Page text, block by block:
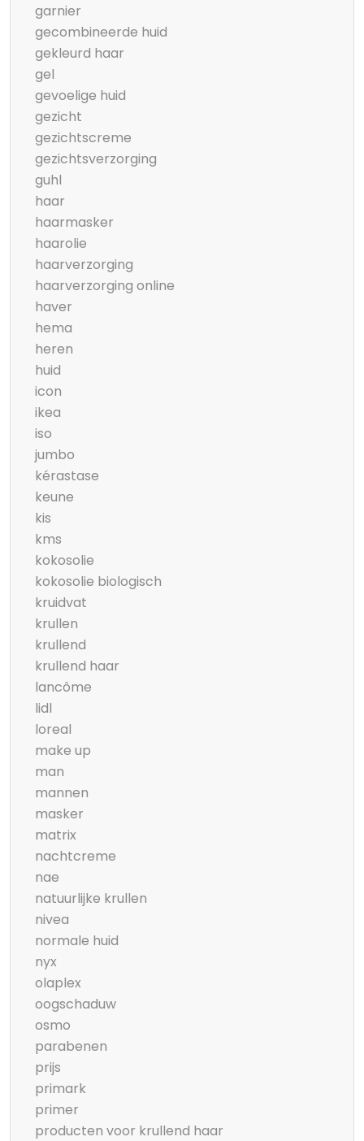
garnier
gecombineerde huid
gekleurd haar
gel
gevoelige huid
gezicht
gezichtscreme
gezichtsverzorging
guhl
haar
haarmasker
haarolie
haarverzorging
haarverzorging online
haver
hema
heren
huid
icon
ikea
iso
jumbo
kérastase
keune
kis
kms
kokosolie
kokosolie biologisch
kruidvat
krullen
krullend
krullend haar
lancôme
lidl
loreal
make up
man
mannen
masker
matrix
nachtcreme
nae
natuurlijke krullen
nivea
normale huid
nyx
olaplex
oogschaduw
osmo
parabenen
prijs
primark
primer
producten voor krullend haar